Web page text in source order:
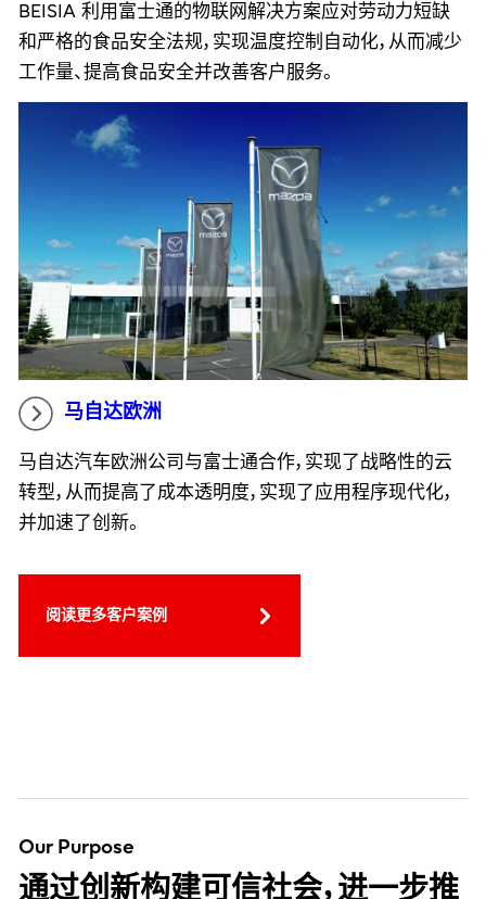
BEISIA 利用富士通的物联网解决方案应对劳动力短缺
和严格的食品安全法规，实现温度控制自动化，从而减少
工作量、提高食品安全并改善客户服务。
马自达欧洲
马自达汽车欧洲公司与富士通合作，实现了战略性的云
转型，从而提高了成本透明度，实现了应用程序现代化，
并加速了创新。
阅读更多客户案例
Our Purpose
通过创新构建可信社会，进一步推